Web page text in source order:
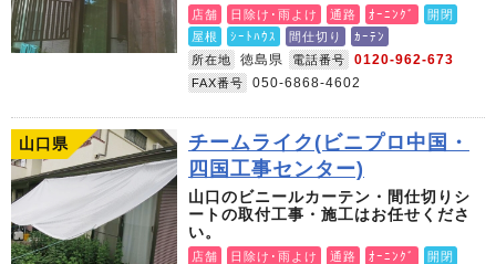
店舗 日除け･雨よけ 通路 ｵｰﾆﾝｸﾞ
開閉
屋根
ｼｰﾄﾊｳｽ 間仕切り
ｶｰﾃﾝ
所在地
徳島県 電話番号 0120-962-673
FAX番号 050-6868-4602
山口県
チームライク(ビニプロ中国・
四国工事センター)
山口のビニールカーテン・間仕切りシ
ートの取付工事・施工はお任せくださ
い。
店舗 日除け･雨よけ 通路 ｵｰﾆﾝｸﾞ
開閉